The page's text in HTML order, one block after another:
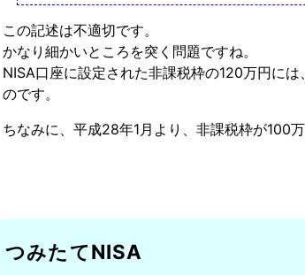
この記述は不適切です。
かなり細かいところを突く問題ですね。
NISA口座に設定された非課税枠の120万円に
のです。
ちなみに、平成28年1月より、非課税枠が100
つみたてNISA